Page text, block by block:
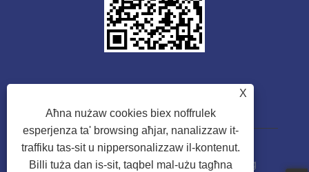
Copyright © 2022 Zhejiang Suote Sewing
X
Aħna nużaw cookies biex noffrulek
esperjenza ta' browsing aħjar, nanalizzaw it-
traffiku tas-sit u nippersonalizzaw il-kontenut.
Billi tuża dan is-sit, taqbel mal-użu tagħna